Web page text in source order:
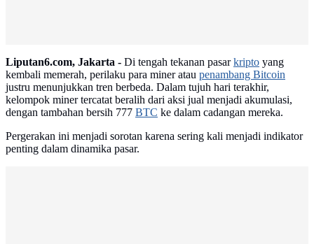
Liputan6.com, Jakarta - Di tengah tekanan pasarkripto yang
kembali memerah, perilaku para miner atau penambang Bitcoin
justru menunjukkan tren berbeda. Dalam tujuh hari terakhir,
kelompok miner tercatat beralih dari aksi jual menjadi akumulasi,
dengan tambahan bersih 777 BTC ke dalam cadangan mereka.
Pergerakan ini menjadi sorotan karena sering kali menjadi indikator
penting dalam dinamika pasar.